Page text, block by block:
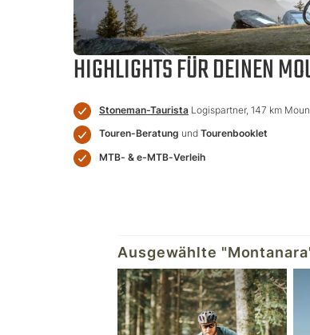
HIGHLIGHTS FÜR DEINEN
Stoneman-Taurista Logispartner, 147 km
Touren-Beratung und Tourenbooklet
MTB- & e-MTB-Verleih
Ausgewählte